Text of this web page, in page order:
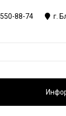
88-74 г.